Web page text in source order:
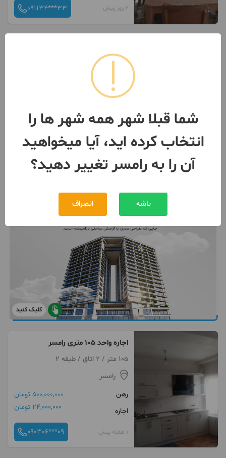
6 روز پیش 091134***33
اجاره طالقانی دو خوابه ویو عالی
رامسر
اجاره
30,000,000 تومان
1 هفته پیش 090306***09
کلیک کنید
اجاره واحد 105 متری رامسر
105 متر / 2 اتاق / طبقه 2
رامسر
رهن
500,000,000 تومان
اجاره
24,000,000 تومان
1 هفته پیش 090306***09
شما قبلا شهر همه شهر ها را
انتخاب کرده اید، آیا میخواهید
آن را به رامسر تغییر دهید؟
باشه انصراف